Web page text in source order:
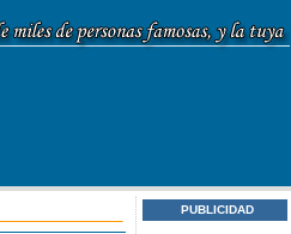
PUBLICIDAD